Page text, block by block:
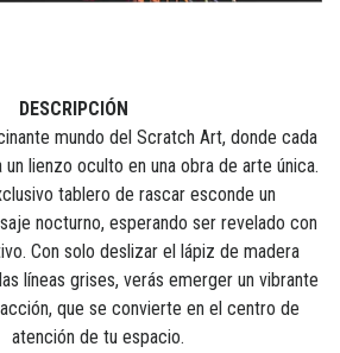
DESCRIPCIÓN
mundo del Scratch Art, donde cada
lienzo oculto en una obra de arte única.
tablero de rascar esconde un
nocturno, esperando ser revelado con
Con solo deslizar el lápiz de madera
líneas grises, verás emerger un vibrante
que se convierte en el centro de
atención de tu espacio.